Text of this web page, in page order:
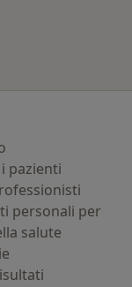
pazienti
personali per
salute